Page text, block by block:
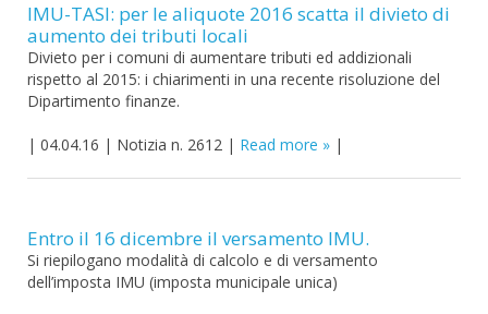
IMU-TASI: per le aliquote 2016 scatta il divieto di
aumento dei tributi locali
Divieto per i comuni di aumentare tributi ed addizionali
rispetto al 2015: i chiarimenti in una recente risoluzione del
Dipartimento finanze.
| 04.04.16 | Notizia n. 2612 | Read more |
Entro il 16 dicembre il versamento IMU.
Si riepilogano modalità di calcolo e di versamento
dell’imposta IMU (imposta municipale unica)